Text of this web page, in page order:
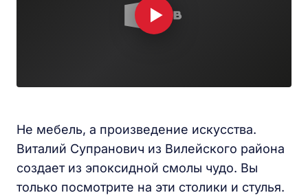
Не мебель, а произведение искусства.
Виталий Супранович из Вилейского района
создает из эпоксидной смолы чудо. Вы
только посмотрите на эти столики и стулья.